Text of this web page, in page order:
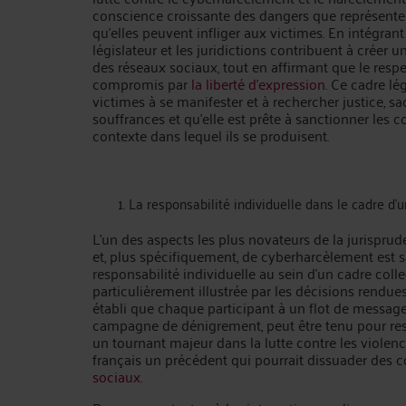
conscience croissante des dangers que
qu'elles peuvent infliger aux victimes. En
législateur et les juridictions contribuent à créer
des réseaux sociaux, tout en affirmant que le
compromis parla liberté d'expression.Ce cadre
victimes à se manifester et à rechercher justice,
souffrances et qu'elle est prête à sanctionner les
contexte dans lequel ils se produisent.
La responsabilité individuelle dans le cadre
L’un des aspects les plus novateurs de la
et, plus spécifiquement, de cyberharcèlement est
responsabilité individuelle au sein d’un cadre
particulièrement illustrée par les décisions
établi que chaque participant à un flot de
campagne de dénigrement, peut être tenu pour
un tournant majeur dans la lutte contre les
français un précédent qui pourrait dissuader
sociaux.